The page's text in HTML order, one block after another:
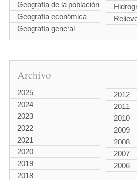
Geografía de la población
Geografía económica
Geografía general
Archivo
2025
2024
2023
2022
2021
2020
2019
2018
2012
2011
2010
2009
2008
2007
2006